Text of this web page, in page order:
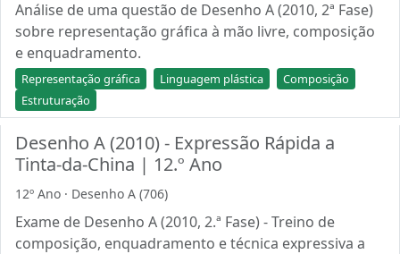
Análise de uma questão de Desenho A (2010, 2ª Fase)
sobre representação gráfica à mão livre, composição
e enquadramento.
Representação gráfica Linguagem plástica
Composição
Estruturação
Desenho A (2010) - Expressão Rápida a
Tinta-da-China | 12.º Ano
12º Ano · Desenho A (706)
Exame de Desenho A (2010, 2.ª Fase) - Treino de
composição, enquadramento e técnica expressiva a